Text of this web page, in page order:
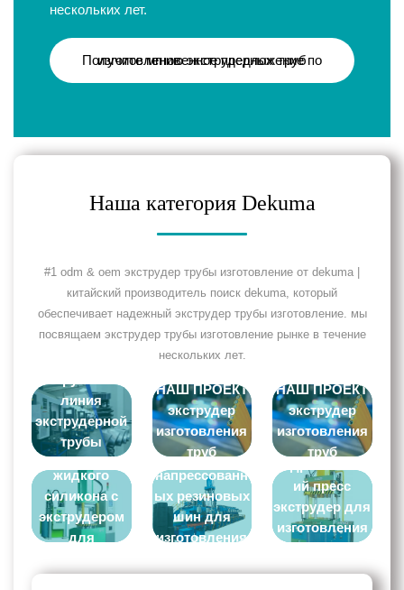
нескольких лет.
Получите мгновенное предложение по изготовлению экструдерных труб
Наша категория Dekuma
#1 odm & oem экструдер трубы изготовление от dekuma |
китайский производитель поиск dekuma, который
обеспечивает надежный экструдер трубы изготовление. мы
посвящаем экструдер трубы изготовление рынке в течение
нескольких лет.
линия
экструдерной
трубы
НАШ ПРОЕКТ
экструдер
изготовления
труб
НАШ ПРОЕКТ
экструдер
изготовления
труб
Литиевая
машина для
жидкого
силикона с
экструдером
для
труб
Линия по
производству
напрессованн
ых резиновых
шин для
изготовления
труб
ий пресс
экструдер для
изготовления